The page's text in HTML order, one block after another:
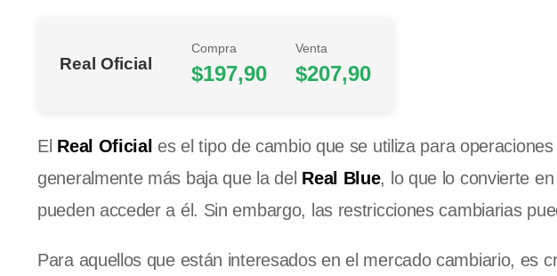
Real Oficial
Compra
$197,90
Venta
$207,90
El Real Oficial es el tipo de cambio que se utiliza para
generalmente más baja que la del Real Blue, lo que lo convierte
pueden acceder a él. Sin embargo, las restricciones cambiarias
Para aquellos que están interesados en el mercado cambiario, es